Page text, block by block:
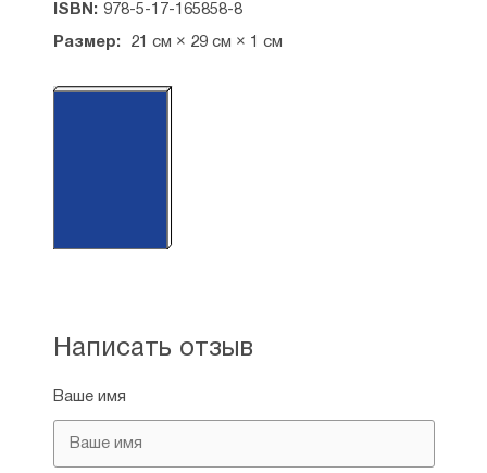
ISBN: 978-5-17-165858-8
Размер: 21 см × 29 см × 1 см
Написать отзыв
Ваше имя